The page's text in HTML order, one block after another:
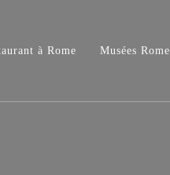
à Rome Musées Rome